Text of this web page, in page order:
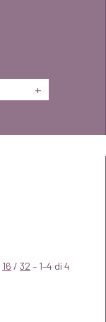
+
16 / 32 – 1–4 di 4